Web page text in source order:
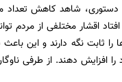
دستوری، شاهد کاهش تعداد
اتفاق افتاد اقشار مختلفی از مردم
ثابت نگه دارند و این
افزایش دهند. از طرفی